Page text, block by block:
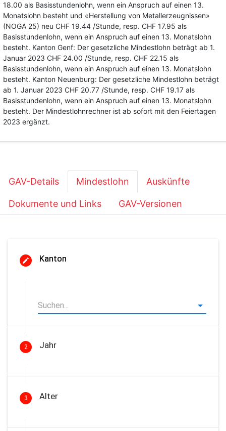
18.00 als Basisstundenlohn, wenn ein Anspruch auf einen 13.
Monatslohn besteht und «Herstellung von Metallerzeugnissen»
(NOGA 25) neu CHF 19.44 /Stunde, resp. CHF 17.95 als
Basisstundenlohn, wenn ein Anspruch auf einen 13. Monatslohn
besteht. Kanton Genf: Der gesetzliche Mindestlohn beträgt ab 1.
Januar 2023 CHF 24.00 /Stunde, resp. CHF 22.15 als
Basisstundenlohn, wenn ein Anspruch auf einen 13. Monatslohn
besteht. Kanton Neuenburg: Der gesetzliche Mindestlohn beträgt
ab 1. Januar 2023 CHF 20.77 /Stunde, resp. CHF 19.17 als
Basisstundenlohn, wenn ein Anspruch auf einen 13. Monatslohn
besteht. Der Mindestlohnrechner ist ab sofort mit den Feiertagen
2023 ergänzt.
GAV-Details Mindestlohn Auskünfte
Dokumente und Links GAV-Versionen
Kanton
2 Jahr
3 Alter